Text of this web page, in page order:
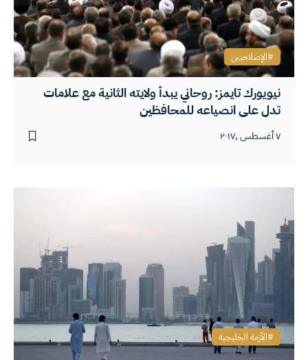
نيويورك تايمز: روحاني يبدأ ولايته الثانية مع علامات
تدل على انصياعه للمحافظين
٧ أغسطس ,٢٠١٧
الإصلاحيين
الأزمة الخليجية